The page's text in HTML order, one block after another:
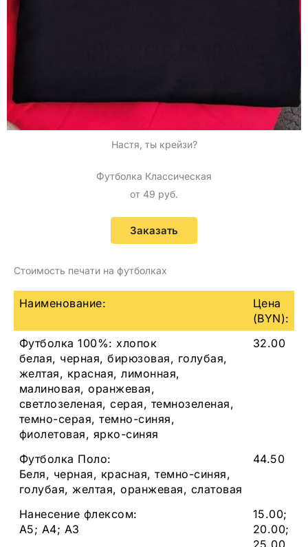
Настя, ты крейзи?
Футболка Классическая
от 49 руб.
Заказать
Стоимость печати на футболках
Наименование:
Цена
(BYN):
Футболка 100%: хлопок
белая, черная, бирюзовая, голубая,
желтая, красная, лимонная,
малиновая, оранжевая,
светлозеленая, серая, темнозеленая,
темно-серая, темно-синяя,
фиолетовая, ярко-синяя
32.00
Футболка Поло:
Беля, черная, красная, темно-синяя,
голубая, желтая, оранжевая, слатовая
44.50
Нанесение флексом:
А5; А4; А3
15.00;
20.00;
25.00